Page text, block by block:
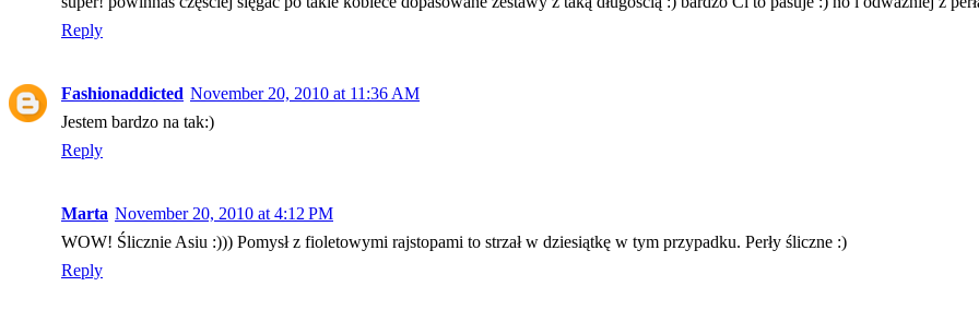
Reply
Fashionaddicted November 20, 2010 at 11:36 AM
Jestem bardzo na tak:)
Reply
Marta November 20, 2010 at 4:12 PM
WOW! Ślicznie Asiu :))) Pomysł z fioletowymi rajstopami to strzał w dziesiątkę w tym przypadku. Perły śliczne :)
Reply